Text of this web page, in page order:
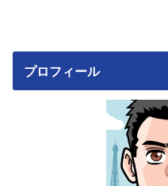
プロフィール